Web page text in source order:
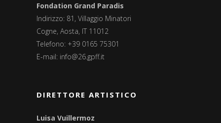
Fondation Grand Paradis
Indirizzo: 81, Villaggio Minatori
Cogne, Aosta, IT 11012
Telefono: +39 0165 75301
E-mail: info@26.gpff.it
DIRETTORE ARTISTICO
Luisa Vuillermoz